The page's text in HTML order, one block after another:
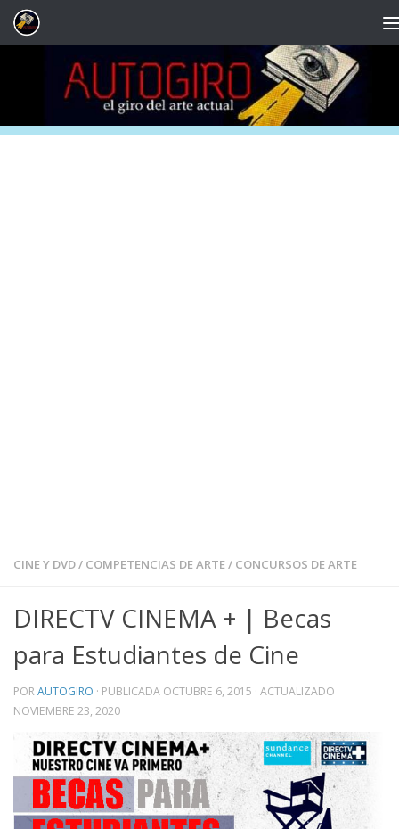
Saltar al contenido
CINE Y DVD/ COMPETENCIAS DE ARTE/ CONCURSOS DE ARTE
DIRECTV CINEMA + | Becas
para Estudiantes de Cine
PORAUTOGIRO · PUBLICADA OCTUBRE 6, 2015 · ACTUALIZADO
NOVIEMBRE 23, 2020